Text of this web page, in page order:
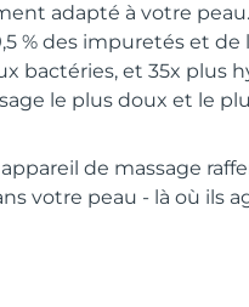
adapté à votre
% des impuretés et de
bactéries, et 35x plus
le plus doux et le
de massage
votre peau - là où ils